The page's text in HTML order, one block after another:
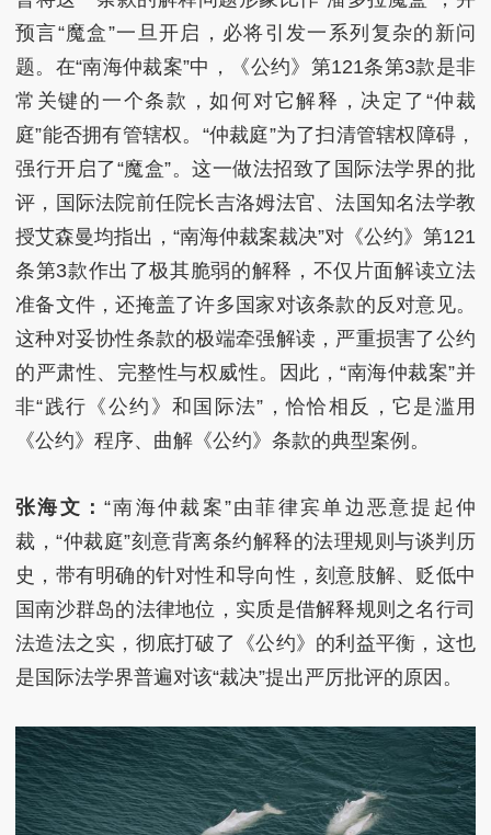
预言“魔盒”一旦开启，必将引发一系列复杂的新问
题。在“南海仲裁案”中，《公约》第121条第3款是非
常关键的一个条款，如何对它解释，决定了“仲裁
庭”能否拥有管辖权。“仲裁庭”为了扫清管辖权障碍，
强行开启了“魔盒”。这一做法招致了国际法学界的批
评，国际法院前任院长吉洛姆法官、法国知名法学教
授艾森曼均指出，“南海仲裁案裁决”对《公约》第121
条第3款作出了极其脆弱的解释，不仅片面解读立法
准备文件，还掩盖了许多国家对该条款的反对意见。
这种对妥协性条款的极端牵强解读，严重损害了公约
的严肃性、完整性与权威性。因此，“南海仲裁案”并
非“践行《公约》和国际法”，恰恰相反，它是滥用
《公约》程序、曲解《公约》条款的典型案例。
张海文：“南海仲裁案”由菲律宾单边恶意提起仲
裁，“仲裁庭”刻意背离条约解释的法理规则与谈判历
史，带有明确的针对性和导向性，刻意肢解、贬低中
国南沙群岛的法律地位，实质是借解释规则之名行司
法造法之实，彻底打破了《公约》的利益平衡，这也
是国际法学界普遍对该“裁决”提出严厉批评的原因。